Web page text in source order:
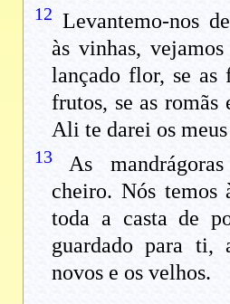
12 Levantemo-nos
às vinhas,
lançado flor, se as
frutos, se as romãs
Ali te darei os
13
As
cheiro. Nós temos
toda a casta de
guardado para ti,
novos e os velhos.